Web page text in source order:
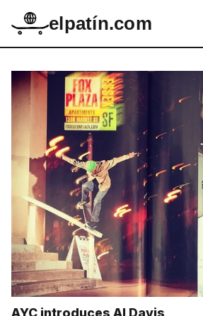
elpatín.com
AYC introduces Al Davis